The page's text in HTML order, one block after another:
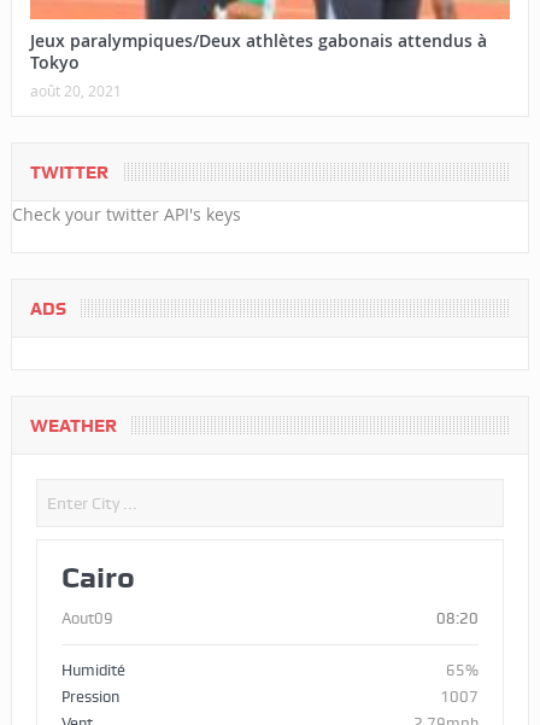
Jeux paralympiques/Deux athlètes gabonais attendus à
Tokyo
août 20, 2021
TWITTER
Check your twitter API's keys
ADS
WEATHER
Cairo
Aout09 08:20
Humidité
65%
Pression
1007